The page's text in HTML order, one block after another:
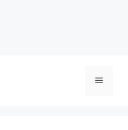
Menu